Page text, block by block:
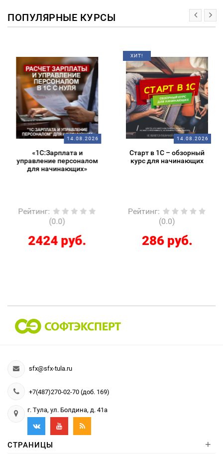
ПОПУЛЯРНЫЕ КУРСЫ
14.08.2026
«1С:Зарплата и
управление персоналом
для начинающих»
Рейтинг:
(0.0)
2424 руб.
ХИТ!
14.08.2026
Старт в 1С – обзорный
курс для начинающих
Рейтинг:
(0.0)
286 руб.
sfx@sfx-tula.ru
+7(487)270-02-70 (доб. 169)
г. Тула, ул. Болдина, д. 41а
СТРАНИЦЫ +